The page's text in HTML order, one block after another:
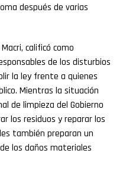
después de varias
calificó como
de los disturbios
la ley frente a quienes
Mientras la situación
de limpieza del Gobierno
los residuos y reparar los
también preparan un
los daños materiales